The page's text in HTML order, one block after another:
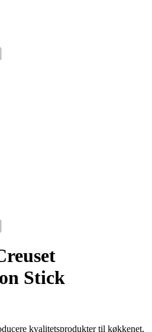
Stick
kvalitetsprodukter til køkkenet,